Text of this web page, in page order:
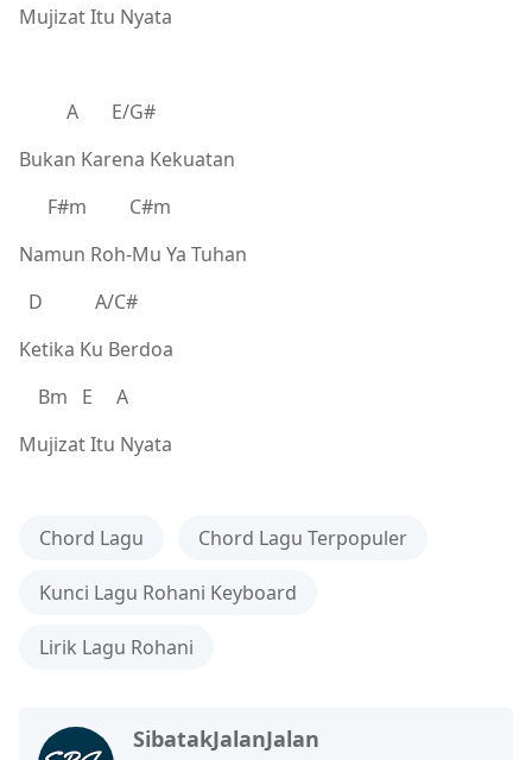
Mujizat Itu Nyata
A E/G#
Bukan Karena Kekuatan
F#m C#m
Namun Roh-Mu Ya Tuhan
D A/C#
Ketika Ku Berdoa
Bm E A
Mujizat Itu Nyata
Chord Lagu Chord Lagu Terpopuler
Kunci Lagu Rohani Keyboard
Lirik Lagu Rohani
SibatakJalanJalan